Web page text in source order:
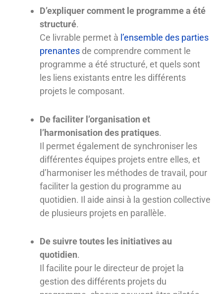
D’expliquer comment le programme a été
structuré.
Ce livrable permet à l’ensemble des parties
prenantes de comprendre comment le
programme a été structuré, et quels sont
les liens existants entre les différents
projets le composant.
De faciliter l’organisation et
l’harmonisation des pratiques.
Il permet également de synchroniser les
différentes équipes projets entre elles, et
d’harmoniser les méthodes de travail, pour
faciliter la gestion du programme au
quotidien. Il aide ainsi à la gestion collective
de plusieurs projets en parallèle.
De suivre toutes les initiatives au
quotidien.
Il facilite pour le directeur de projet la
gestion des différents projets du